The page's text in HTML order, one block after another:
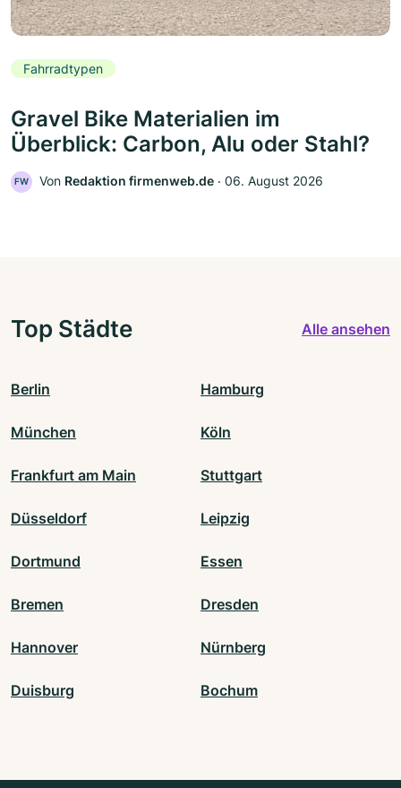
Fahrradtypen
Gravel Bike Materialien im
Überblick: Carbon, Alu oder Stahl?
FW Von Redaktion firmenweb.de ‧ 06. August 2026
Top Städte Alle ansehen
Berlin Hamburg
München Köln
Frankfurt am Main Stuttgart
Düsseldorf Leipzig
Dortmund Essen
Bremen Dresden
Hannover Nürnberg
Duisburg Bochum